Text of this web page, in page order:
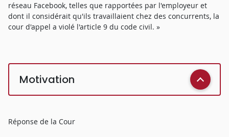
réseau Facebook, telles que rapportées par l'employeur et
dont il considérait qu'ils travaillaient chez des concurrents, la
cour d'appel a violé l'article 9 du code civil. »
Motivation
Réponse de la Cour